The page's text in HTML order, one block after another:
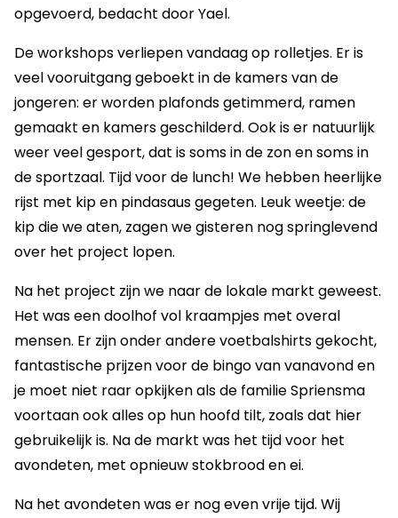
opgevoerd, bedacht door Yael.
De workshops verliepen vandaag op rolletjes. Er is
veel vooruitgang geboekt in de kamers van de
jongeren: er worden plafonds getimmerd, ramen
gemaakt en kamers geschilderd. Ook is er natuurlijk
weer veel gesport, dat is soms in de zon en soms in
de sportzaal. Tijd voor de lunch! We hebben heerlijke
rijst met kip en pindasaus gegeten. Leuk weetje: de
kip die we aten, zagen we gisteren nog springlevend
over het project lopen.
Na het project zijn we naar de lokale markt geweest.
Het was een doolhof vol kraampjes met overal
mensen. Er zijn onder andere voetbalshirts gekocht,
fantastische prijzen voor de bingo van vanavond en
je moet niet raar opkijken als de familie Spriensma
voortaan ook alles op hun hoofd tilt, zoals dat hier
gebruikelijk is. Na de markt was het tijd voor het
avondeten, met opnieuw stokbrood en ei.
Na het avondeten was er nog even vrije tijd. Wij